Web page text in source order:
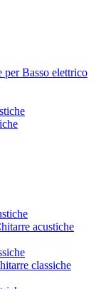
per Basso elettrico
acustiche
classiche